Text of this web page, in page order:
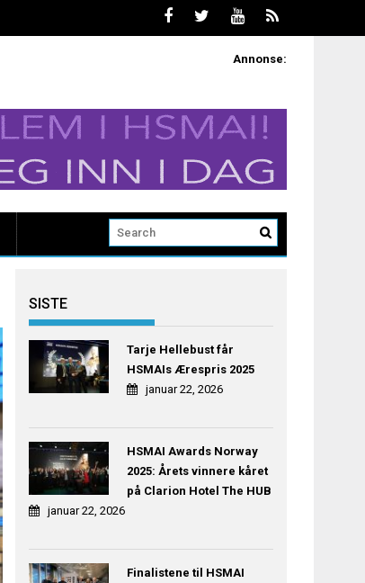
Annonse:
SISTE
Tarje Hellebust får
HSMAIs Ærespris 2025
januar 22, 2026
HSMAI Awards Norway
2025: Årets vinnere kåret
på Clarion Hotel The HUB
januar 22, 2026
Finalistene til HSMAI